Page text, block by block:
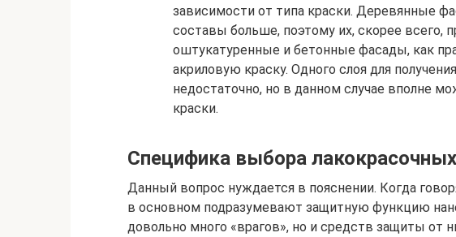
зависимости от типа краски. Деревянные
составы больше, поэтому их, скорее всего,
оштукатуренные и бетонные фасады, как
акриловую краску. Одного слоя для
недостаточно, но в данном случае вполне
краски.
Специфика выбора
Данный вопрос нуждается в пояснении. Когда
в основном подразумевают защитную функцию
довольно много «врагов», но и средств защиты от